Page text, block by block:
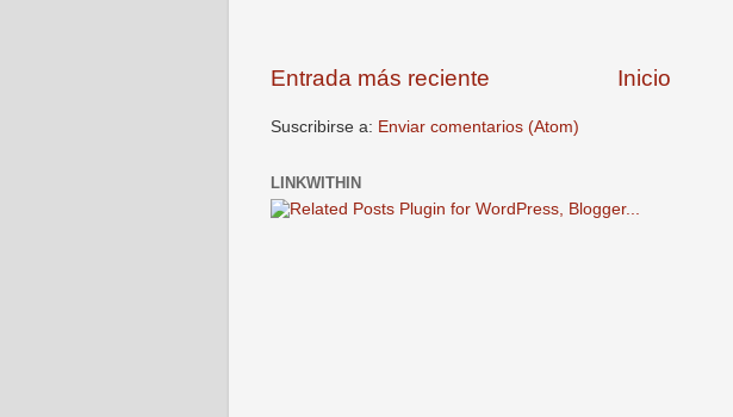
Entrada más reciente Inicio
Suscribirse a: Enviar comentarios (Atom)
LINKWITHIN